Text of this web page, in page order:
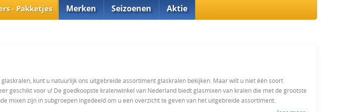
- Pakketjes Merken Seizoenen Aktie
kunt u natuurlijk ons uitgebreide assortiment glaskralen bekijken. Maar wilt u niet één soort
geschikt voor u! De goedkoopste kralenwinkel van Nederland biedt glasmixen van kralen die met de grootste
mixen zijn in subgroepen ingedeeld om u een overzicht te geven van het uitgebreide assortiment.